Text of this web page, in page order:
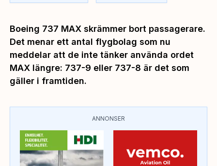
Boeing 737 MAX skrämmer bort passagerare.
Det menar ett antal flygbolag som nu
meddelar att de inte tänker använda ordet
MAX längre: 737-9 eller 737-8 är det som
gäller i framtiden.
ANNONSER